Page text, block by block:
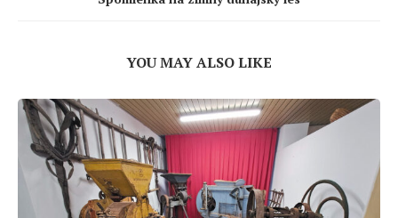
YOU MAY ALSO LIKE